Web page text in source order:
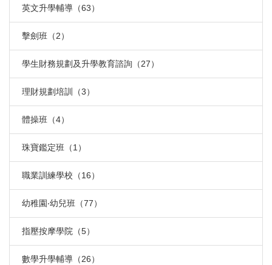
英文升學輔導（63）
擊劍班（2）
學生財務規劃及升學教育諮詢（27）
理財規劃培訓（3）
體操班（4）
珠寶鑑定班（1）
職業訓練學校（16）
幼稚園‧幼兒班（77）
指壓按摩學院（5）
數學升學輔導（26）